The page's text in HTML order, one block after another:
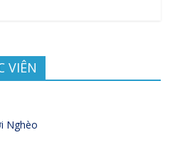
VIÊN
Nghèo